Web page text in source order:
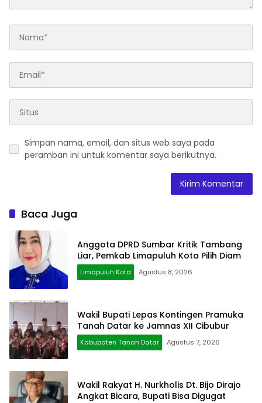
Simpan nama, email, dan situs web saya pada
peramban ini untuk komentar saya berikutnya.
Baca Juga
Anggota DPRD Sumbar Kritik Tambang
Liar, Pemkab Limapuluh Kota Pilih Diam
Limapuluh Kota Agustus 8, 2026
Wakil Bupati Lepas Kontingen Pramuka
Tanah Datar ke Jamnas XII Cibubur
Kabupaten Tanah Datar Agustus 7, 2026
Wakil Rakyat H. Nurkholis Dt. Bijo Dirajo
Angkat Bicara, Bupati Bisa Digugat